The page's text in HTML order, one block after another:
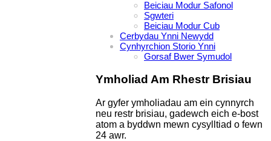
Beiciau Modur Safonol
Sgwteri
Beiciau Modur Cub
Cerbydau Ynni Newydd
Cynhyrchion Storio Ynni
Gorsaf Bwer Symudol
Ymholiad Am Rhestr Brisiau
Ar gyfer ymholiadau am ein cynnyrch
neu restr brisiau, gadewch eich e-bost
atom a byddwn mewn cysylltiad o fewn
24 awr.